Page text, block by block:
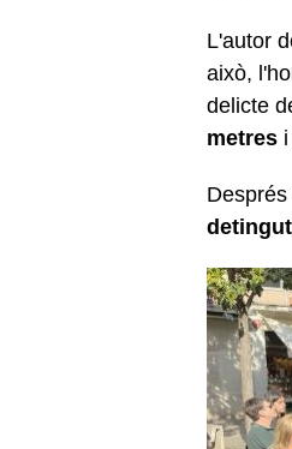
L'autor
això,
delicte
metres
detingut